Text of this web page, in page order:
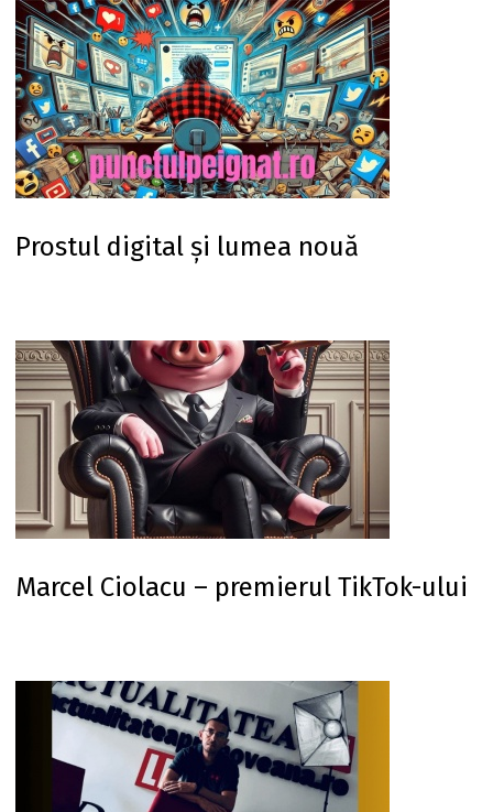
Prostul digital și lumea nouă
Marcel Ciolacu – premierul TikTok-ului